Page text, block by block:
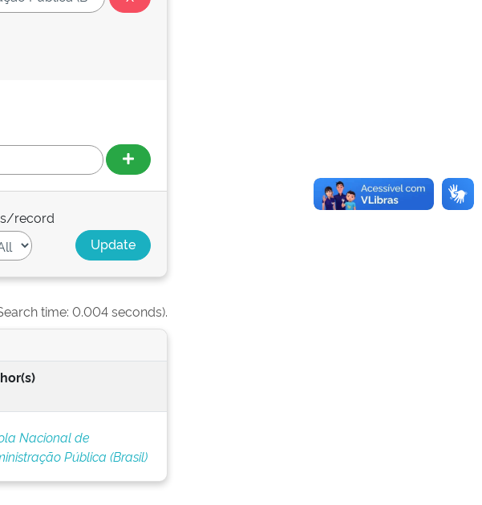
record
time: 0.004 seconds).
Nacional de
Pública (Brasil)